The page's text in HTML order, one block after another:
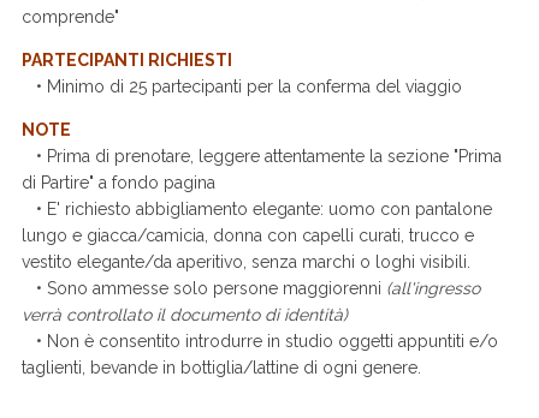
comprende"
PARTECIPANTI RICHIESTI
• Minimo di 25 partecipanti per la conferma del viaggio
NOTE
• Prima di prenotare, leggere attentamente la sezione "Prima
di Partire" a fondo pagina
• E' richiesto abbigliamento elegante: uomo con pantalone
lungo e giacca/camicia, donna con capelli curati, trucco e
vestito elegante/da aperitivo, senza marchi o loghi visibili.
• Sono ammesse solo persone maggiorenni (all'ingresso
verrà controllato il documento di identità)
• Non è consentito introdurre in studio oggetti appuntiti e/o
taglienti, bevande in bottiglia/lattine di ogni genere.